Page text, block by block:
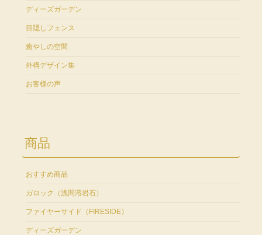
ディーズガーデン
目隠しフェンス
癒やしの空間
外構デザイン集
お客様の声
商品
おすすめ商品
ガロック（浅間溶岩石）
ファイヤーサイド（FIRESIDE）
ディーズガーデン